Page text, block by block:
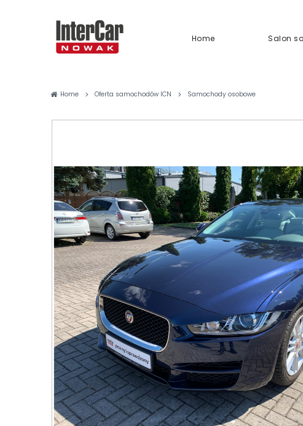
Home Salon
Home > Oferta samochodów ICN > Samochody osobowe